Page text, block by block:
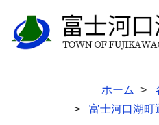
ホーム
富士河口湖町